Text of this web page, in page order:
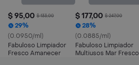
$ 95,00 $ 133,00
29%
(0.0950/ml)
Fabuloso Limpiador
Fresco Amanecer
$ 177,00 $ 247,00
28%
(0.0885/ml)
Fabuloso Limpiador
Multiusos Mar Fresco